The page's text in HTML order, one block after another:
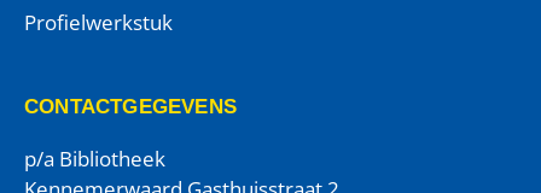
Profielwerkstuk
CONTACTGEGEVENS
p/a Bibliotheek